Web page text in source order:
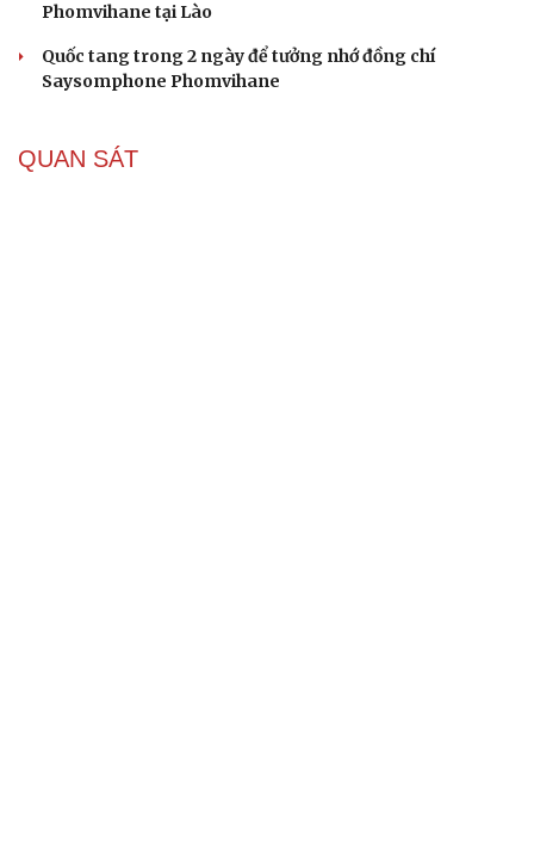
Phomvihane tại Lào
Quốc tang trong 2 ngày để tưởng nhớ đồng chí
Saysomphone Phomvihane
QUAN SÁT